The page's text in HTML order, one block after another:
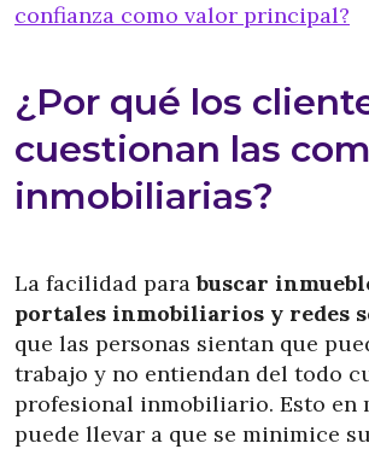
confianza como valor principal?
¿Por qué los
cuestionan las
inmobiliarias?
La facilidad parabuscar
portales inmobiliarios y redes
que las personas sientan que
trabajo y no entiendan del todo
profesional inmobiliario. Esto en
puede llevar a que se minimice